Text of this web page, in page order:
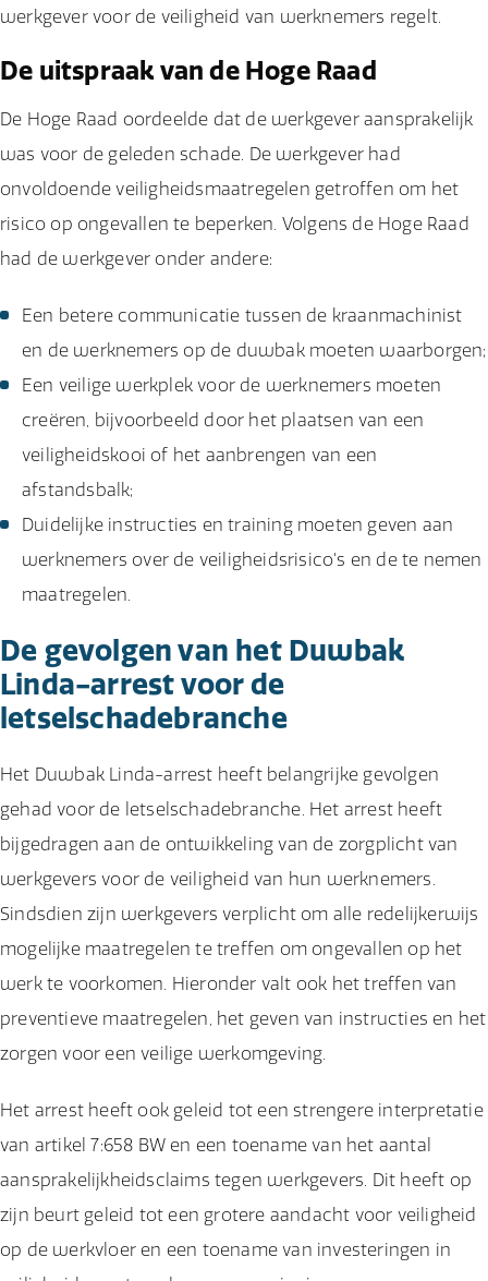
werkgever voor de veiligheid van werknemers regelt.
De uitspraak van de Hoge Raad
De Hoge Raad oordeelde dat de werkgever aansprakelijk
was voor de geleden schade. De werkgever had
onvoldoende veiligheidsmaatregelen getroffen om het
risico op ongevallen te beperken. Volgens de Hoge Raad
had de werkgever onder andere:
Een betere communicatie tussen de kraanmachinist
en de werknemers op de duwbak moeten waarborgen;
Een veilige werkplek voor de werknemers moeten
creëren, bijvoorbeeld door het plaatsen van een
veiligheidskooi of het aanbrengen van een
afstandsbalk;
Duidelijke instructies en training moeten geven aan
werknemers over de veiligheidsrisico's en de te nemen
maatregelen.
De gevolgen van het Duwbak
Linda-arrest voor de
letselschadebranche
Het Duwbak Linda-arrest heeft belangrijke gevolgen
gehad voor de letselschadebranche. Het arrest heeft
bijgedragen aan de ontwikkeling van de zorgplicht van
werkgevers voor de veiligheid van hun werknemers.
Sindsdien zijn werkgevers verplicht om alle redelijkerwijs
mogelijke maatregelen te treffen om ongevallen op het
werk te voorkomen. Hieronder valt ook het treffen van
preventieve maatregelen, het geven van instructies en het
zorgen voor een veilige werkomgeving.
Het arrest heeft ook geleid tot een strengere interpretatie
van artikel 7:658 BW en een toename van het aantal
aansprakelijkheidsclaims tegen werkgevers. Dit heeft op
zijn beurt geleid tot een grotere aandacht voor veiligheid
op de werkvloer en een toename van investeringen in